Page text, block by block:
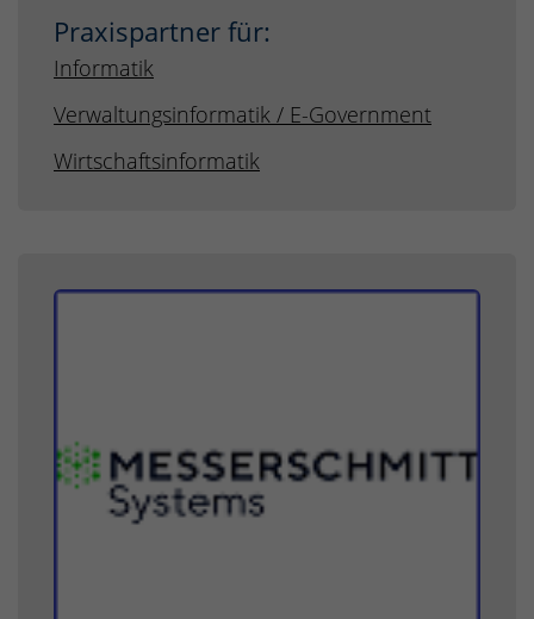
Praxispartner für:
Informatik
Verwaltungsinformatik / E-Government
Wirtschaftsinformatik